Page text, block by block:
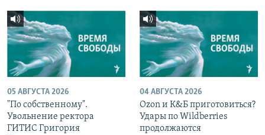
05 АВГУСТА 2026
"По собственному".
Увольнение ректора
ГИТИС Григория
04 АВГУСТА 2026
Ozon и К&Б приготовиться?
Удары по Wildberries
продолжаются